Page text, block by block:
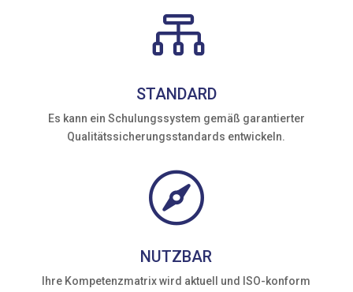

STANDARD
Es kann ein Schulungssystem gemäß garantierter
Qualitätssicherungsstandards entwickeln.

NUTZBAR
Ihre Kompetenzmatrix wird aktuell und ISO-konform